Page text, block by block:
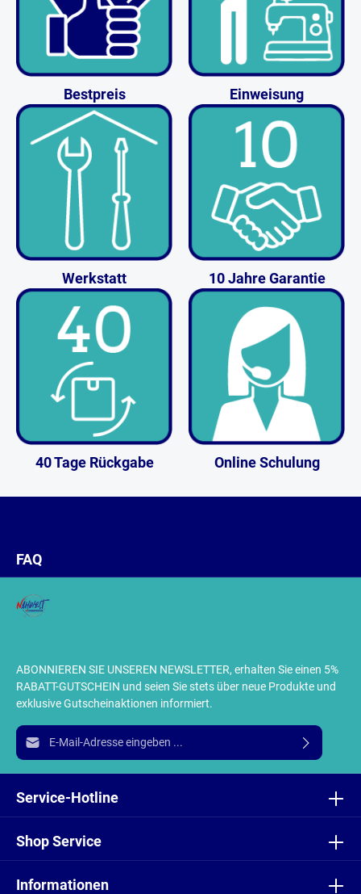
Bestpreis Einweisung
Werkstatt 10 Jahre Garantie
40 Tage Rückgabe Online Schulung
ABONNIEREN SIE UNSEREN NEWSLETTER, erhalten Sie einen 5%
RABATT-GUTSCHEIN und seien Sie stets über neue Produkte und
exklusive Gutscheinaktionen informiert.
E-Mail-Adresse*
Ich habe dieDatenschutzbestimmungenzur Kenntnis
einverstanden.
Service-Hotline
Shop Service
Informationen
FAQ